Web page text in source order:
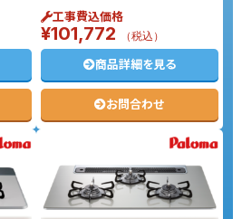
工事費込価格
¥101,772 （税込）
商品詳細を見る
お問合わせ